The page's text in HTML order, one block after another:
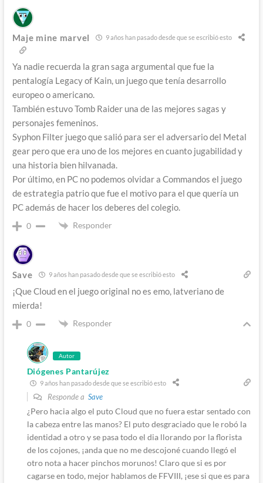
Maje mine marvel 9 años han pasado desde que se escribió esto
Ya nadie recuerda la gran saga argumental que fue la
pentalogía Legacy of Kain, un juego que tenía desarrollo
europeo o americano.
También estuvo Tomb Raider una de las mejores sagas y
personajes femeninos.
Syphon Filter juego que salió para ser el adversario del Metal
gear pero que era uno de los mejores en cuanto jugabilidad y
una historia bien hilvanada.
Por último, en PC no podemos olvidar a Commandos el juego
de estrategia patrio que fue el motivo para el que quería un
PC además de hacer los deberes del colegio.
0 Responder
Save 9 años han pasado desde que se escribió esto
¡Que Cloud en el juego original no es emo, latveriano de
mierda!
0 Responder
Autor
Diógenes Pantarújez
9 años han pasado desde que se escribió esto
Responde a Save
¿Pero hacia algo el puto Cloud que no fuera estar sentado con
la cabeza entre las manos? El puto desgraciado que le robó la
identidad a otro y se pasa todo el dia llorando por la florista
de los cojones, ¡anda que no me descojoné cuando llegó el
otro nota a hacer pinchos morunos! Claro que si es por
cagarse en todo, mejor hablamos de FFVIII, ¡ese si que es para